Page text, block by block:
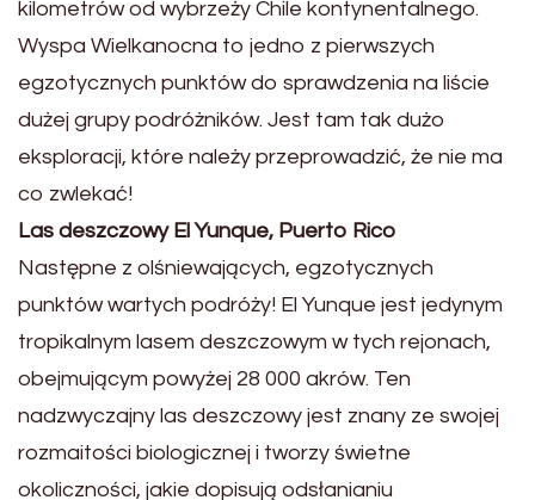
kilometrów od wybrzeży Chile kontynentalnego.
Wyspa Wielkanocna to jedno z pierwszych
egzotycznych punktów do sprawdzenia na liście
dużej grupy podróżników. Jest tam tak dużo
eksploracji, które należy przeprowadzić, że nie ma
co zwlekać!
Las deszczowy El Yunque, Puerto Rico
Następne z olśniewających, egzotycznych
punktów wartych podróży! El Yunque jest jedynym
tropikalnym lasem deszczowym w tych rejonach,
obejmującym powyżej 28 000 akrów. Ten
nadzwyczajny las deszczowy jest znany ze swojej
rozmaitości biologicznej i tworzy świetne
okoliczności, jakie dopisują odsłanianiu